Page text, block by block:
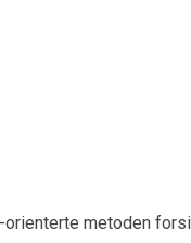
metoden